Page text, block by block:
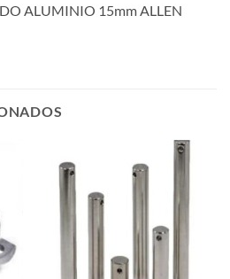
ALUMINIO 15mm ALLEN